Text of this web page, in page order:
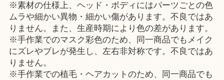
※素材の仕様上、ヘッド・ボディにはパーツごとの色
ムラや細かい異物・細かい傷があります。不良ではあ
りません。また、生産時期により色の差があります。
※手作業でのマスク彩色のため、同一商品でもメイク
にズレやブレが発生し、左右非対称です。不良ではあ
りません。
※手作業での植毛・ヘアカットのため、同一商品でも